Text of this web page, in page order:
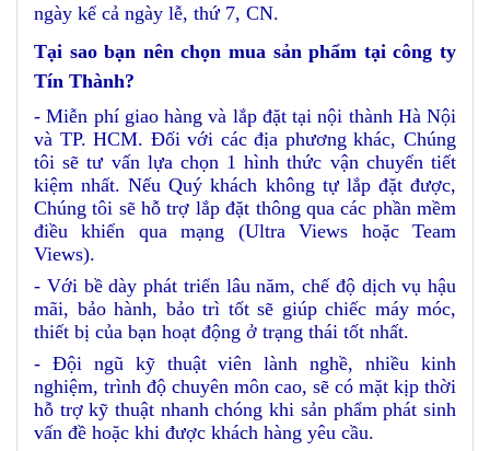
ngày kể cả ngày lễ, thứ 7, CN.
Tại sao bạn nên chọn mua sản phẩm tại công ty
Tín Thành?
- Miễn phí giao hàng và lắp đặt tại nội thành Hà Nội
và TP. HCM. Đối với các địa phương khác, Chúng
tôi sẽ tư vấn lựa chọn 1 hình thức vận chuyển tiết
kiệm nhất. Nếu Quý khách không tự lắp đặt được,
Chúng tôi sẽ hỗ trợ lắp đặt thông qua các phần mềm
điều khiển qua mạng (Ultra Views hoặc Team
Views).
- Với bề dày phát triển lâu năm, chế độ dịch vụ hậu
mãi, bảo hành, bảo trì tốt sẽ giúp chiếc máy móc,
thiết bị của bạn hoạt động ở trạng thái tốt nhất.
- Đội ngũ kỹ thuật viên lành nghề, nhiều kinh
nghiệm, trình độ chuyên môn cao, sẽ có mặt kịp thời
hỗ trợ kỹ thuật nhanh chóng khi sản phẩm phát sinh
vấn đề hoặc khi được khách hàng yêu cầu.